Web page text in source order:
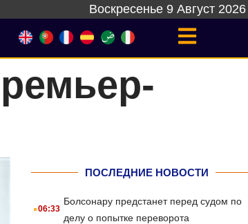
Воскресенье 9 Август 2026
ПОСЛЕДНИЕ НОВОСТИ
.06:33
Болсонару предстанет перед судом по
делу о попытке переворота